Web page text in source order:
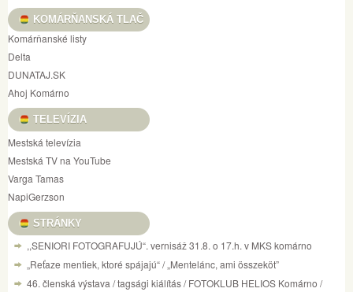
KOMÁRŇANSKÁ TLAČ
Komárňanské listy
Delta
DUNATAJ.SK
Ahoj Komárno
TELEVÍZIA
Mestská televízia
Mestská TV na YouTube
Varga Tamas
NapiGerzson
STRÁNKY
,,SENIORI FOTOGRAFUJÚ“. vernisáž 31.8. o 17.h. v MKS komárno
„Reťaze mentiek, ktoré spájajú“ / „Mentelánc, ami összeköt”
46. členská výstava / tagsági kiálítás / FOTOKLUB HELIOS Komárno /